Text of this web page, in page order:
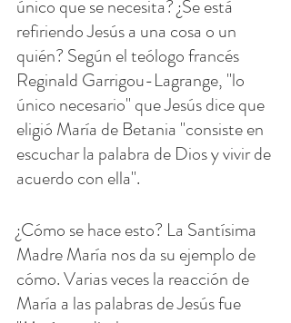
único que se necesita? ¿Se está
refiriendo Jesús a una cosa o un
quién? Según el teólogo francés
Reginald Garrigou-Lagrange, "lo
único necesario" que Jesús dice que
eligió María de Betania "consiste en
escuchar la palabra de Dios y vivir de
acuerdo con ella".
¿Cómo se hace esto? La Santísima
Madre María nos da su ejemplo de
cómo. Varias veces la reacción de
María a las palabras de Jesús fue